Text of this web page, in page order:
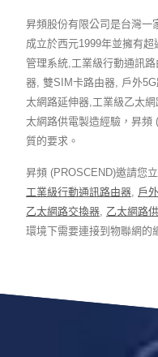
昇頻股份有限公司是台灣一
成立於西元1999年並擁有
管理系統,工業級行動通訊
器, 雙SIM卡路由器, 戶外
太網路延伸器,工業級乙太
太網路供電製造經驗，昇頻
質的要求。
昇頻 (PROSCEND)邀請您
工業級行動通訊路由器 戶
乙太網路交換器 乙太網路
環境下需要連接到物聯網的